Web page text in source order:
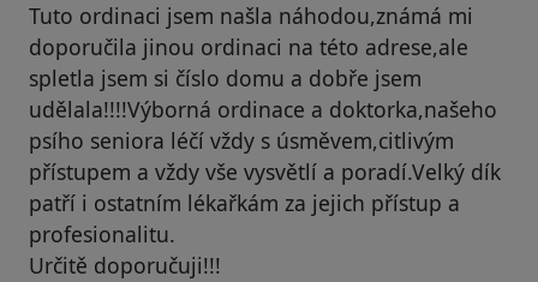
Tuto ordinaci jsem našla náhodou,známá mi
doporučila jinou ordinaci na této adrese,ale
spletla jsem si číslo domu a dobře jsem
udělala!!!!Výborná ordinace a doktorka,našeho
psího seniora léčí vždy s úsměvem,citlivým
přístupem a vždy vše vysvětlí a poradí.Velký dík
patří i ostatním lékařkám za jejich přístup a
profesionalitu.
Určitě doporučuji!!!